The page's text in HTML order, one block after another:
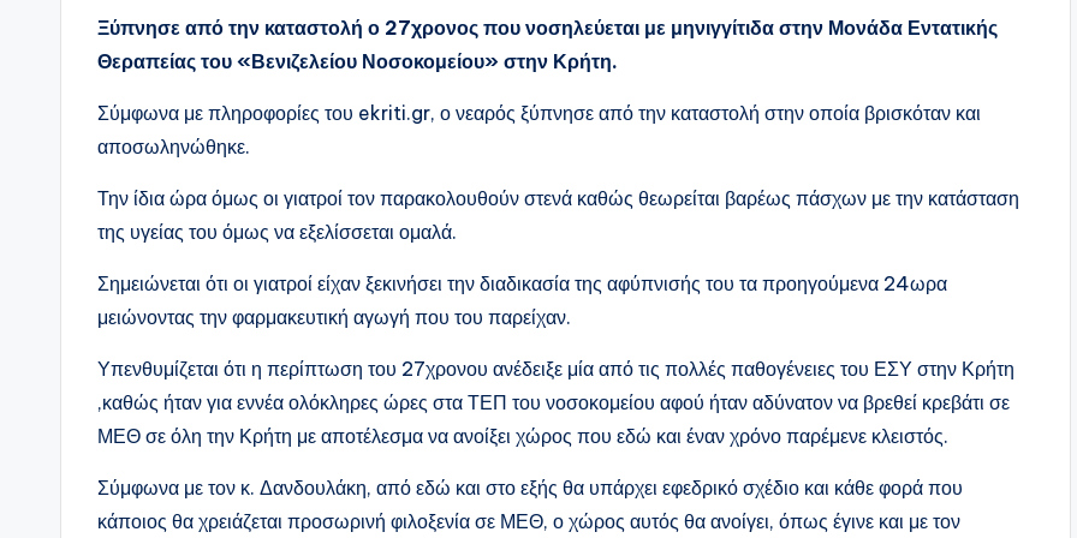
Ξύπνησε από την καταστολή ο 27χρονος που νοσηλεύεται με μηνιγγίτιδα στην Μονάδα Εντατικής
Θεραπείας του «Βενιζελείου Νοσοκομείου» στην Κρήτη.
Σύμφωνα με πληροφορίες του ekriti.gr, ο νεαρός ξύπνησε από την καταστολή στην οποία βρισκόταν και
αποσωληνώθηκε.
Την ίδια ώρα όμως οι γιατροί τον παρακολουθούν στενά καθώς θεωρείται βαρέως πάσχων με την κατάσταση
της υγείας του όμως να εξελίσσεται ομαλά.
Σημειώνεται ότι οι γιατροί είχαν ξεκινήσει την διαδικασία της αφύπνισής του τα προηγούμενα 24ωρα
μειώνοντας την φαρμακευτική αγωγή που του παρείχαν.
Υπενθυμίζεται ότι η περίπτωση του 27χρονου ανέδειξε μία από τις πολλές παθογένειες του ΕΣΥ στην Κρήτη
,καθώς ήταν για εννέα ολόκληρες ώρες στα ΤΕΠ του νοσοκομείου αφού ήταν αδύνατον να βρεθεί κρεβάτι σε
ΜΕΘ σε όλη την Κρήτη με αποτέλεσμα να ανοίξει χώρος που εδώ και έναν χρόνο παρέμενε κλειστός.
Σύμφωνα με τον κ. Δανδουλάκη, από εδώ και στο εξής θα υπάρχει εφεδρικό σχέδιο και κάθε φορά που
κάποιος θα χρειάζεται προσωρινή φιλοξενία σε ΜΕΘ, ο χώρος αυτός θα ανοίγει, όπως έγινε και με τον